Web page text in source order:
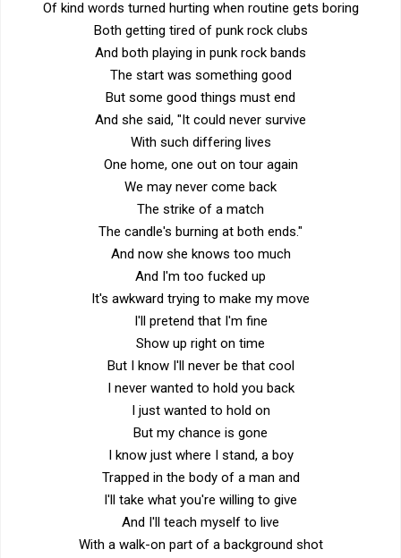
Of kind words turned hurting when routine gets boring
Both getting tired of punk rock clubs
And both playing in punk rock bands
The start was something good
But some good things must end
And she said, "It could never survive
With such differing lives
One home, one out on tour again
We may never come back
The strike of a match
The candle's burning at both ends."
And now she knows too much
And I'm too fucked up
It's awkward trying to make my move
I'll pretend that I'm fine
Show up right on time
But I know I'll never be that cool
I never wanted to hold you back
I just wanted to hold on
But my chance is gone
I know just where I stand, a boy
Trapped in the body of a man and
I'll take what you're willing to give
And I'll teach myself to live
With a walk-on part of a background shot